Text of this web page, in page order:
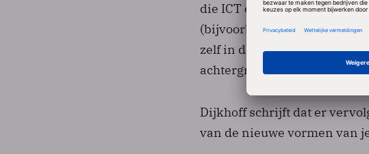
die ICT ook als hulpmiddel
(bijvoorbeeld via
zelf in de fout zijn gegaan
achtergrond.
Dijkhoff schrijft dat er
van de nieuwe vormen van